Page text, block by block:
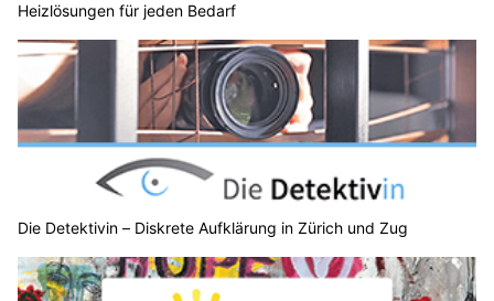
Heizlösungen für jeden Bedarf
Die Detektivin – Diskrete Aufklärung in Zürich und Zug